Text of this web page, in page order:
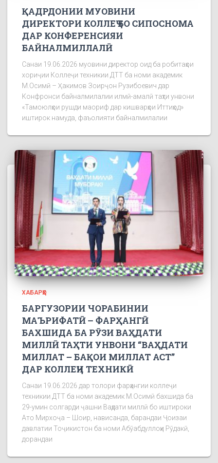
ҚАДРДОНИИ МУОВИНИ
ДИРЕКТОРИ КОЛЛЕҶ БО СИПОСНОМА
ДАР КОНФЕРЕНСИЯИ
БАЙНАЛМИЛЛАЛӢ
Санаи 19.06.2026 муовини директор оид ба робитаҳои
хориҷии Коллеҷи техникии ДТТ ба номи академик
М.Осимӣ – Ҳакимов Зоирҷон Рузибоевич дар
Конфронси байналмилалии илмӣ-амалӣ таҳти унвони
«Тамоюлҳои рушди маориф дар кишварҳои Иттиҳод»
иштирок намуда, фаъолияти байналмилалии
ХАБАРҲО
БАРГУЗОРИИ ЧОРАБИНИИ
МАЪРИФАТӢ – ФАРҲАНГӢ
БАХШИДА БА РӮЗИ ВАҲДАТИ
МИЛЛӢ ТАҲТИ УНВОНИ “ВАҲДАТИ
МИЛЛАТ – БАҚОИ МИЛЛАТ АСТ”
ДАР КОЛЛЕҶИ ТЕХНИКӢ
Санаи 19.06.2026 дар толори фарҳангии коллеҷи
техникии ДТТ ба номи академик М.Осимӣ бахшида ба
29-умин солгарди ҷашни Ваҳдати миллӣ бо иштироки
Ато Мирхоҷа – Шоир, нависанда, барандаи Ҷоизаи
давлатии Тоҷикистон ба номи Абӯабдуллоҳи Рӯдакӣ,
дорандаи